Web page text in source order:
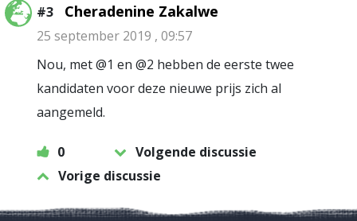
#3 Cheradenine Zakalwe
25 september 2019 , 09:57
Nou, met @1 en @2 hebben de eerste twee
kandidaten voor deze nieuwe prijs zich al
aangemeld.
0
Volgende discussie
Vorige discussie